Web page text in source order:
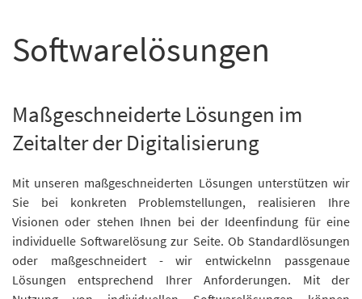
Softwarelösungen
Maßgeschneiderte Lösungen im
Zeitalter der Digitalisierung
Mit unseren maßgeschneiderten Lösungen unterstützen wir
Sie bei konkreten Problemstellungen, realisieren Ihre
Visionen oder stehen Ihnen bei der Ideenfindung für eine
individuelle Softwarelösung zur Seite. Ob Standardlösungen
oder maßgeschneidert - wir entwickelnn passgenaue
Lösungen entsprechend Ihrer Anforderungen. Mit der